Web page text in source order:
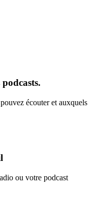
écouter et auxquels
ou votre podcast